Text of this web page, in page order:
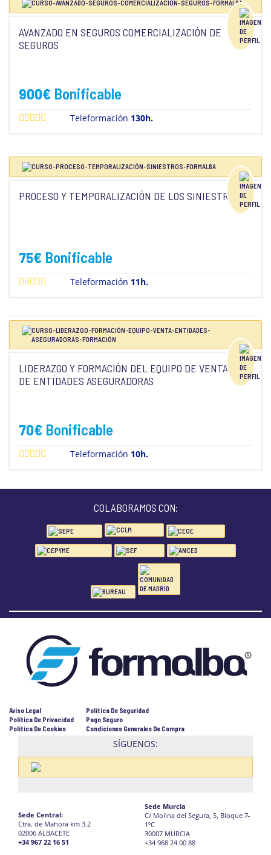
AVANZADO EN SEGUROS COMERCIALIZACIÓN DE
SEGUROS
900€ Bonificable
Teleformación 130h.
PROCESO Y TEMPORALIZACIÓN DE LOS SINIESTROS
75€ Bonificable
Teleformación 11h.
LIDERAZGO Y FORMACIÓN DEL EQUIPO DE VENTA
DE ENTIDADES ASEGURADORAS
70€ Bonificable
Teleformación 10h.
COLABORAMOS CON:
Aviso Legal
Política De Privacidad
Política De Cookies
Política De Seguridad
Pago Seguro
Condiciones Generales De Compra
SÍGUENOS:
Sede Central:
Ctra. de Mahora km 3.2
02006 ALBACETE
+34 967 22 16 51
Sede Murcia
C/ Molina del Segura, 5, Bloque 7-
1ºC
30007 MURCIA
+34 968 24 00 88